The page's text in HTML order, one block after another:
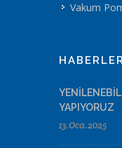
Vakum
YAPIYORUZ
13.Oca.2025